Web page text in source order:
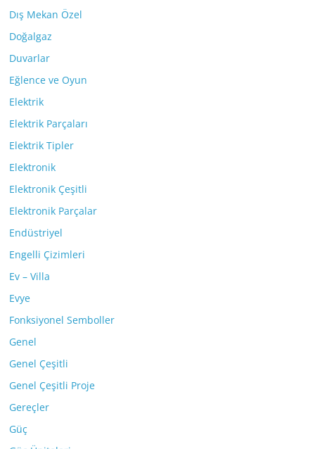
Dış Mekan Özel
Doğalgaz
Duvarlar
Eğlence ve Oyun
Elektrik
Elektrik Parçaları
Elektrik Tipler
Elektronik
Elektronik Çeşitli
Elektronik Parçalar
Endüstriyel
Engelli Çizimleri
Ev – Villa
Evye
Fonksiyonel Semboller
Genel
Genel Çeşitli
Genel Çeşitli Proje
Gereçler
Güç